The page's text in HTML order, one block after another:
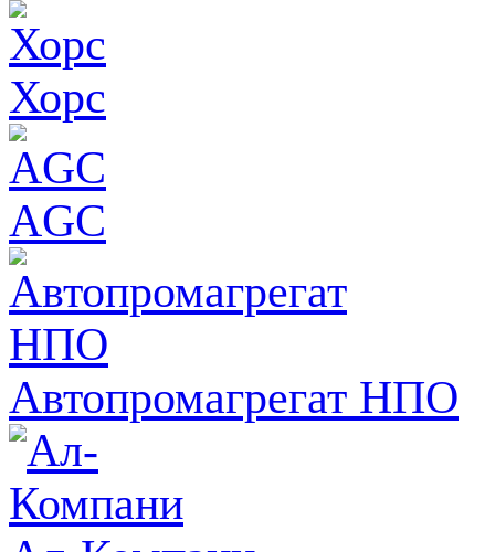
Хорс
AGC
Автопромагрегат НПО